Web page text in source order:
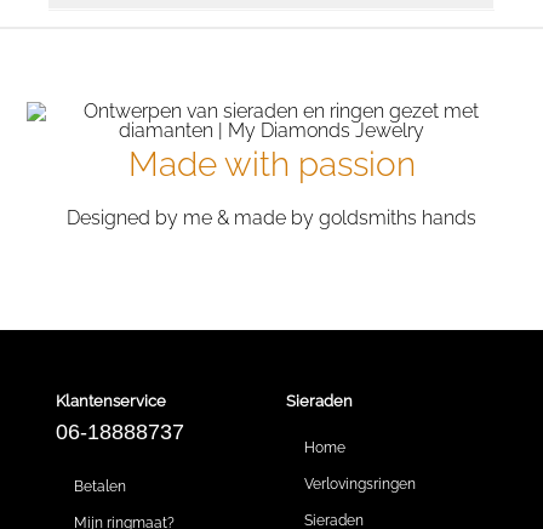
Made with passion
Designed by me & made by goldsmiths hands
Klantenservice
06-18888737
Betalen
Mijn ringmaat?
Sieraden
Home
Verlovingsringen
Sieraden